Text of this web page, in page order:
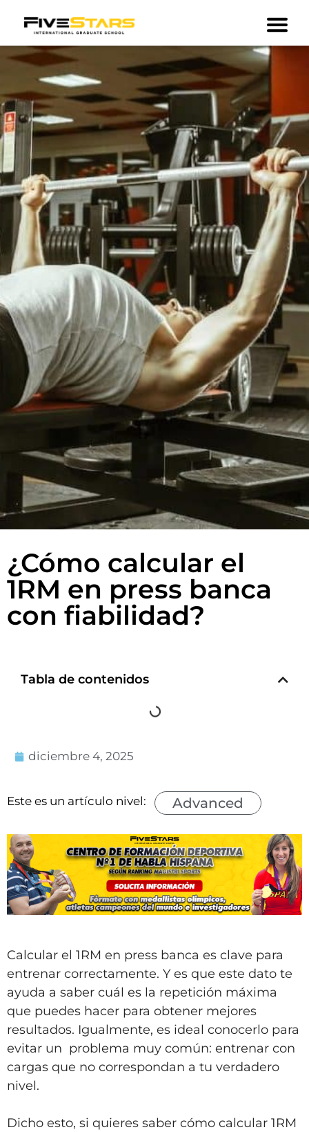
¿Cómo calcular el
1RM en press banca
con fiabilidad?
Tabla de contenidos
diciembre 4, 2025
Este es un artículo nivel: Advanced
Calcular el 1RM en press banca es clave para
entrenar correctamente. Y es que este dato te
ayuda a saber cuál es la repetición máxima
que puedes hacer para obtener mejores
resultados. Igualmente, es ideal conocerlo para
evitar un problema muy común: entrenar con
cargas que no correspondan a tu verdadero
nivel.
Dicho esto, si quieres saber cómo calcular 1RM